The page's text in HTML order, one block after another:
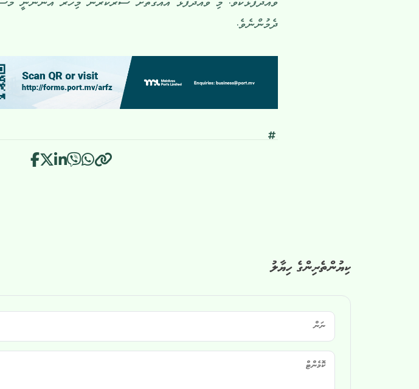
ވައުދުފުޅެކެވެ. މި ވައުދުފުޅާ އެއްގޮތަށް ސަރުކާރުން މިހާރު އަންނަނީ
ދެމުންނެވެ.
ކިޔުންތެރިންގެ ހިޔާލު